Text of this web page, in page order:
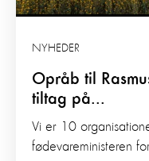
Opråb til
tiltag på...
NYHEDER
Vi er 10
fødevareministeren